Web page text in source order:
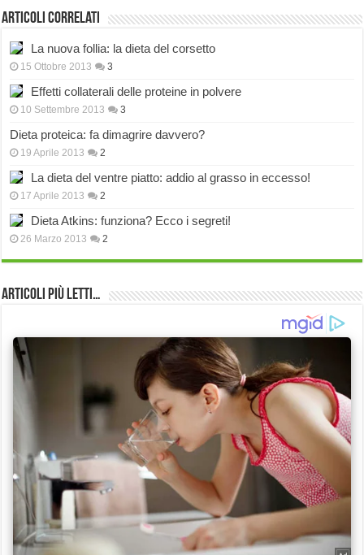
Articoli correlati
La nuova follia: la dieta del corsetto
15 Ottobre 2013 3
Effetti collaterali delle proteine in polvere
10 Settembre 2013 3
Dieta proteica: fa dimagrire davvero?
19 Aprile 2013 2
La dieta del ventre piatto: addio al grasso in eccesso!
17 Aprile 2013 2
Dieta Atkins: funziona? Ecco i segreti!
26 Marzo 2013 2
Articoli più Letti…